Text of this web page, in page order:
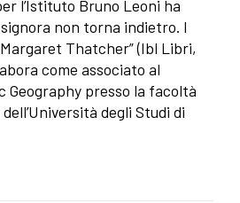
l’Istituto Bruno Leoni ha
non torna indietro. I
Thatcher” (Ibl Libri,
come associato al
Geography presso la facoltà
degli Studi di